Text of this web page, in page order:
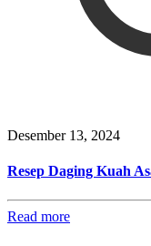
Desember 13, 2024
Resep Daging Kuah
Read more